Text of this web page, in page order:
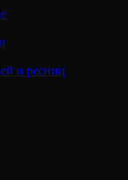
и ресниц